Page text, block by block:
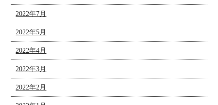
2022年7月
2022年5月
2022年4月
2022年3月
2022年2月